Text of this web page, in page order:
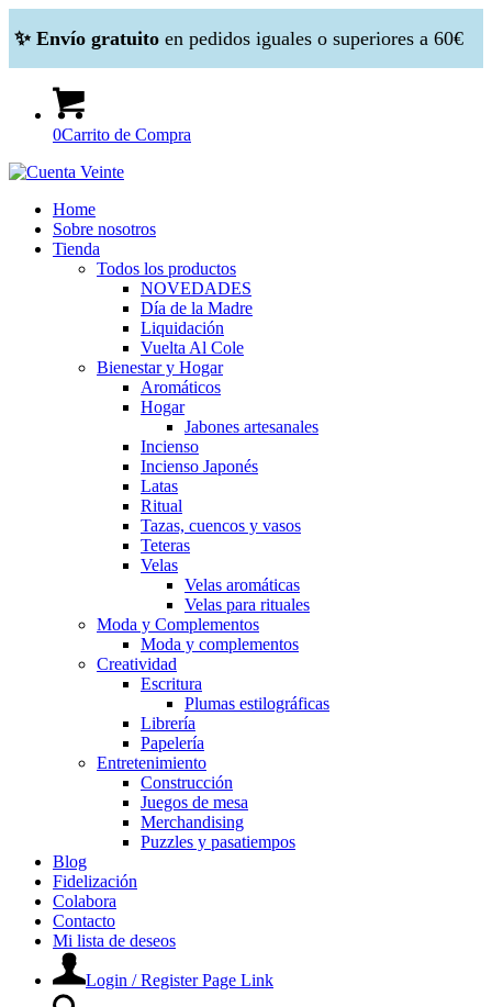
✨ Envío gratuito en pedidos iguales o superiores a 60€
0Carrito de Compra
Home
Sobre nosotros
Tienda
Todos los productos
NOVEDADES
Día de la Madre
Liquidación
Vuelta Al Cole
Bienestar y Hogar
Aromáticos
Hogar
Jabones artesanales
Incienso
Incienso Japonés
Latas
Ritual
Tazas, cuencos y vasos
Teteras
Velas
Velas aromáticas
Velas para rituales
Moda y Complementos
Moda y complementos
Creatividad
Escritura
Plumas estilográficas
Librería
Papelería
Entretenimiento
Construcción
Juegos de mesa
Merchandising
Puzzles y pasatiempos
Blog
Fidelización
Colabora
Contacto
Mi lista de deseos
Login / Register Page Link